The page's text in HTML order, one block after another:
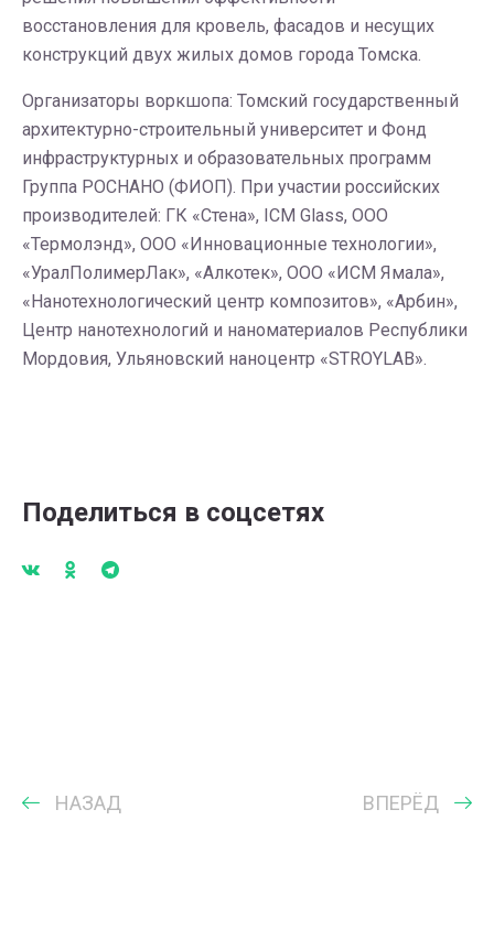
восстановления для кровель, фасадов и несущих
конструкций двух жилых домов города Томска.
Организаторы воркшопа: Томский государственный
архитектурно-строительный университет и Фонд
инфраструктурных и образовательных программ
Группа РОСНАНО (ФИОП). При участии российских
производителей: ГК «Стена», ICM Glass, ООО
«Термолэнд», ООО «Инновационные технологии»,
«УралПолимерЛак», «Алкотек», ООО «ИСМ Ямала»,
«Нанотехнологический центр композитов», «Арбин»,
Центр нанотехнологий и наноматериалов Республики
Мордовия, Ульяновский наноцентр «STROYLAB».
Поделиться в соцсетях
НАЗАД ВПЕРЁД